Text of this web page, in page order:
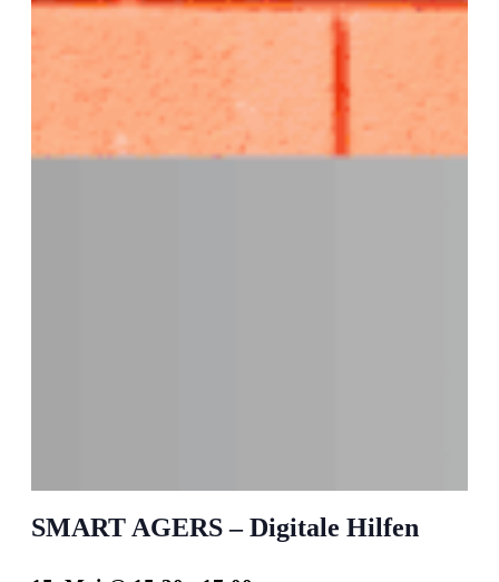
SMART AGERS – Digitale Hilfen